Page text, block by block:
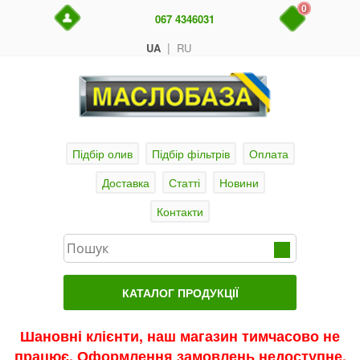
UA | RU
067 4346031
0
Підбір олив Підбір фільтрів
Оплата
Доставка
Статті
Новини
Контакти
КАТАЛОГ ПРОДУКЦІЇ
Актуальні продукти
Шановні клієнти, наш магазин тимчасово не
працює. Оформлення замовлень недоступне.